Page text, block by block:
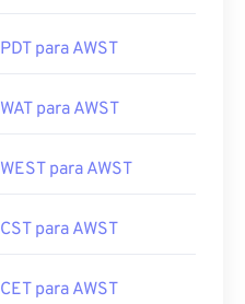
PDT para AWST
WAT para AWST
WEST para AWST
CST para AWST
CET para AWST